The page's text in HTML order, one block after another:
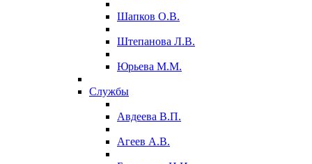
Шапков О.В.
Штепанова Л.В.
Юрьева М.М.
Службы
Авдеева В.П.
Агеев А.В.